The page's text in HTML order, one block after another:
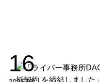
16